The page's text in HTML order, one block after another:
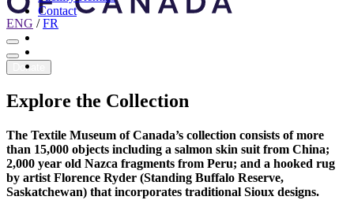
Contact
Youtube
ENG /FR
Donate
Explore the Collection
The Textile Museum of Canada’s collection consists of more
than 15,000 objects including a salmon skin suit from China;
2,000 year old Nazca fragments from Peru; and a hooked rug
by artist Florence Ryder (Standing Buffalo Reserve,
Saskatchewan) that incorporates traditional Sioux designs.